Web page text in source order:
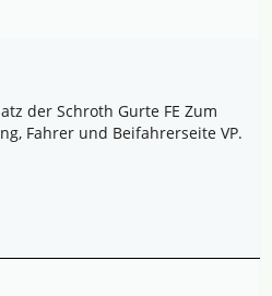
der Schroth Gurte FE Zum
Fahrer und Beifahrerseite VP.